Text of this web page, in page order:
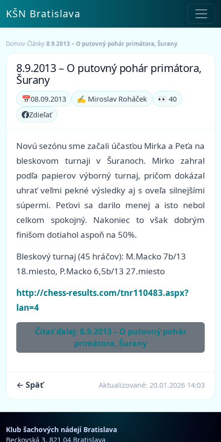
KŠN Bratislava
Domov›Články›8.9.2013 – O putovný pohár primátora, Šurany
8.9.2013 – O putovný pohár primátora,
Šurany
📅08.09.2013 ✍️ Miroslav Roháček
👀 40
Zdieľať
Novú sezónu sme začali účasťou Mirka a Peťa na
bleskovom turnaji v Šuranoch. Mirko zahral
podľa papierov výborný turnaj, pričom dokázal
uhrať veľmi pekné výsledky aj s oveľa silnejšími
súpermi. Peťovi sa darilo menej a isto nebol
celkom spokojný. Nakoniec to však dobrým
finišom dotiahol aspoň na 50%.
Bleskový turnaj (45 hráčov): M.Macko 7b/13
18.miesto, P.Macko 6,5b/13 27.miesto
http://chess-results.com/tnr110483.aspx?
lan=4
Čítať ďalej: 8.9.2013 – O putovný pohár
primátora, Šurany
← Späť Aktualizované: 20.01.2026 14:03
Klub šachových nádejí Bratislava
Beckovská 3, 821 04 Bratislava